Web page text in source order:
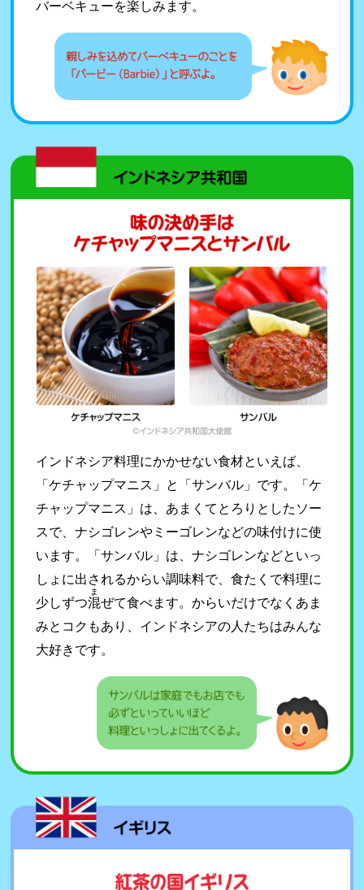
バーベキューを楽しみます。
インドネシア料理にかかせない食材といえば、
「ケチャップマニス」と「サンバル」です。「ケ
チャップマニス」は、あまくてとろりとしたソー
スで、ナシゴレンやミーゴレンなどの味付けに使
います。「サンバル」は、ナシゴレンなどといっ
しょに出されるからい調味料で、食たくで料理に
少しずつ混
ま
ぜて食べます。からいだけでなくあま
みとコクもあり、インドネシアの人たちはみんな
大好きです。